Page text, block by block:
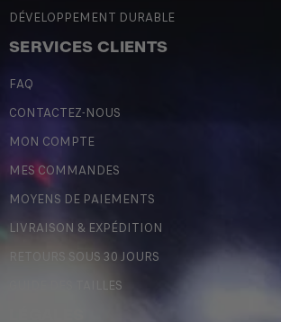
DÉVELOPPEMENT DURABLE
SERVICES CLIENTS
FAQ
CONTACTEZ-NOUS
MON COMPTE
MES COMMANDES
MOYENS DE PAIEMENTS
LIVRAISON & EXPÉDITION
RETOURS SOUS 30 JOURS
GUIDE DES TAILLES